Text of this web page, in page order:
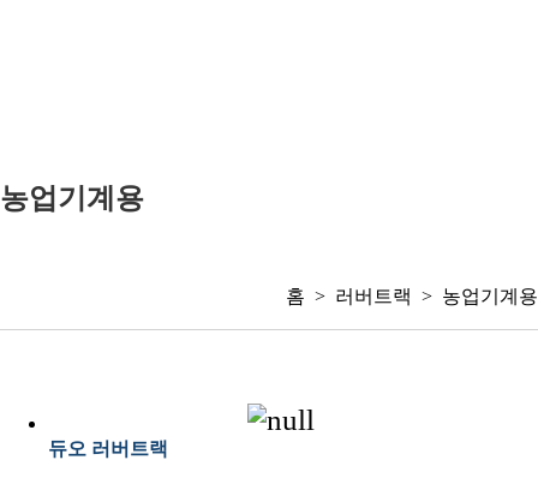
농업기계용
홈 > 러버트랙 > 농업기계용
듀오 러버트랙